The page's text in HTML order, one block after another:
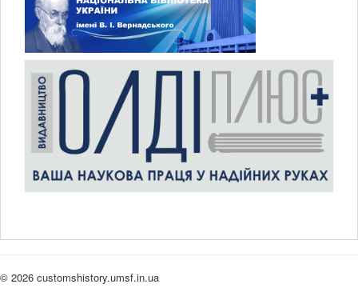
© 2026 customshistory.umsf.in.ua